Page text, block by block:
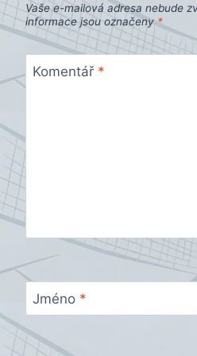
Vaše e-mailová adresa nebude
informace jsou označeny*
Komentář *
Jméno *